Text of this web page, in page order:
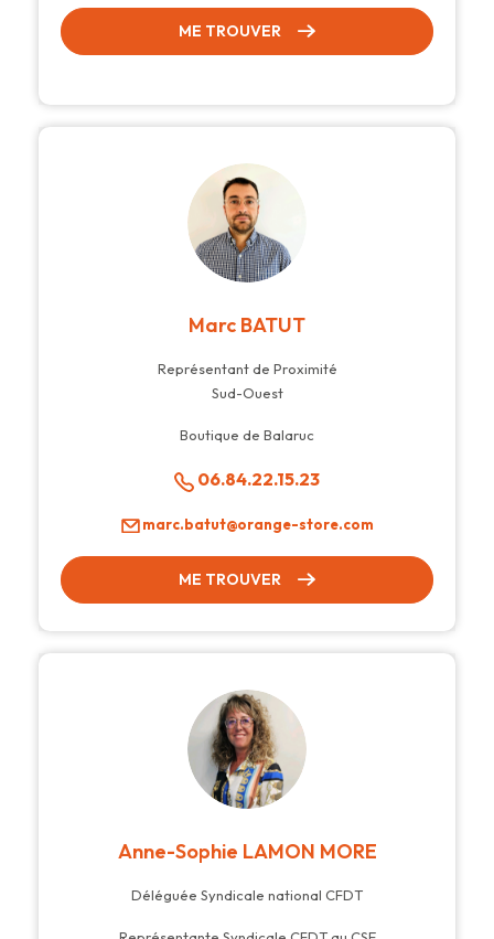
ME TROUVER
Marc BATUT
Représentant de Proximité
Sud-Ouest
Boutique de Balaruc
06.84.22.15.23
marc.batut@orange-store.com
ME TROUVER
Anne-Sophie LAMON MORE
Déléguée Syndicale national CFDT